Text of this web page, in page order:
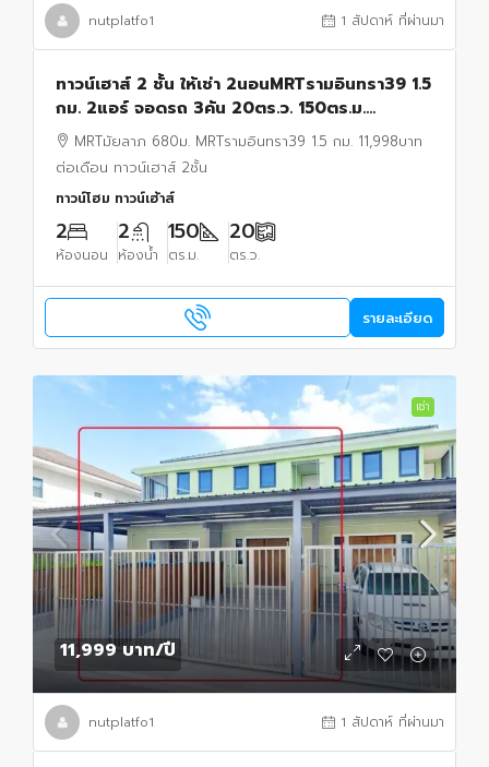
nutplatfo1 1 สัปดาห์ ที่ผ่านมา
ทาวน์เฮาส์ 2 ชั้น ให้เช่า 2นอนMRTรามอินทรา39 1.5
กม. 2แอร์ จอดรถ 3คัน 20ตร.ว. 150ตร.ม.
รามอินทรา35-45 MRTมัยลาภ 680ม. 2น้ำ
MRTมัยลาภ 680ม. MRTรามอินทรา39 1.5 กม. 11,998บาท
ต่อเดือน ทาวน์เฮาส์ 2ชั้น
ทาวน์โฮม ทาวน์เฮ้าส์
2
ห้องนอน
2
ห้องน้ำ
150
ตร.ม.
20
ตร.ว.
รายละเอียด
เช่า
11,999 บาท/ปี
nutplatfo1 1 สัปดาห์ ที่ผ่านมา